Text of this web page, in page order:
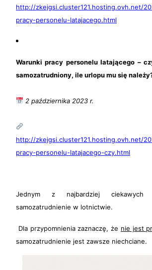
http://zkejgsi.cluster121.hosting.ovh.net/
pracy-personelu-latajacego.html
Warunki pracy personelu latającego –
samozatrudniony, ile urlopu mu się
2października 2023 r.
http://zkejgsi.cluster121.hosting.ovh.net/
pracy-personelu-latajacego-czy.html
Jednym z najbardziej ciekawych
samozatrudnienie w lotnictwie.
Dla przypomnienia zaznaczę, że nie jest
samozatrudnienie jest zawsze niechciane.